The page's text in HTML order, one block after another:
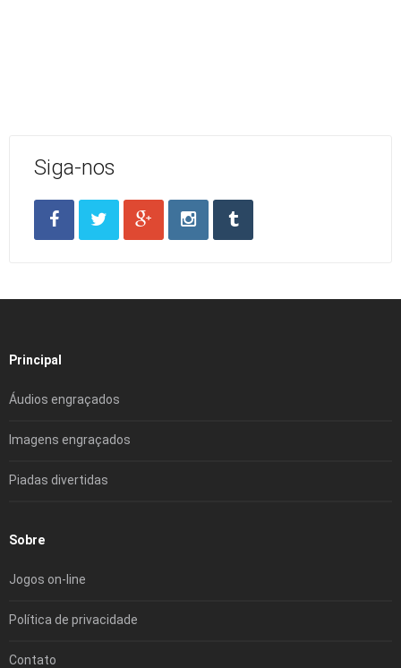
Siga-nos
Principal
Áudios engraçados
Imagens engraçados
Piadas divertidas
Sobre
Jogos on-line
Política de privacidade
Contato